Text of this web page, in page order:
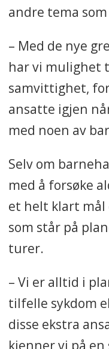
andre tema
– Med de nye
har vi mulighet
samvittighet,
ansatte igjen
med noen av
Selv om
med å forsøke
et helt klart mål
som står på
turer.
– Vi er alltid i
tilfelle sykdom
disse ekstra
kjenner vi på en